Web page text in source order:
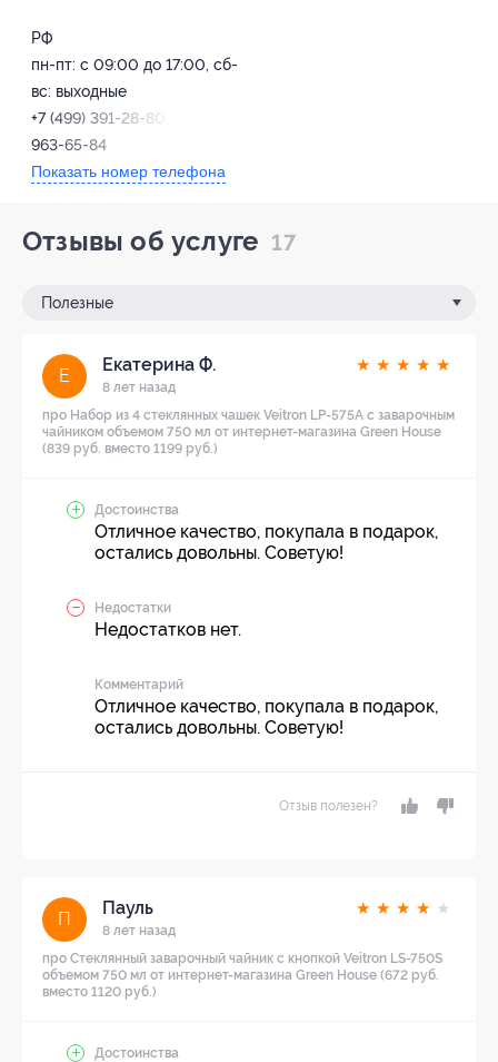
РФ
пн-пт: с 09:00 до 17:00, сб-
вс: выходные
+7 (499) 391-28-80, +7 (929)
963-65-84
Показать номер телефона
Отзывы об услуге 17
Полезные
Е
Екатерина Ф.
8 лет назад
★ ★ ★ ★ ★
про Набор из 4 стеклянных чашек Veitron LP-575A с заварочным
чайником объемом 750 мл от интернет-магазина Green House
(839 руб. вместо 1199 руб.)
Достоинства
Отличное качество, покупала в подарок,
остались довольны. Советую!
Недостатки
Недостатков нет.
Комментарий
Отличное качество, покупала в подарок,
остались довольны. Советую!
Отзыв полезен?
П
Пауль
8 лет назад
★ ★ ★ ★ ★
про Стеклянный заварочный чайник с кнопкой Veitron LS-750S
объемом 750 мл от интернет-магазина Green House (672 руб.
вместо 1120 руб.)
Достоинства